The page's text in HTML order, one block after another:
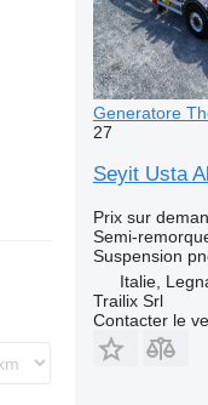
Generatore
27
Seyit Usta
Prix sur
Semi-
Suspension
Italie,
Trailix Srl
Contacter le